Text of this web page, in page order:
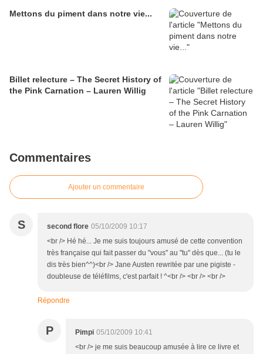
Mettons du piment dans notre vie...
Billet relecture – The Secret History of
the Pink Carnation – Lauren Willig
Commentaires
Ajouter un commentaire
S second flore 05/10/2009 10:17
<br /> Hé hé... Je me suis toujours amusé de cette convention
très française qui fait passer du "vous" au "tu" dès que... (tu le
dis très bien^^)<br /> Jane Austen rewritée par une pigiste -
doubleuse de téléfilms, c'est parfait ! ^<br /> <br /> <br />
Répondre
P Pimpi 05/10/2009 10:41
<br /> je me suis beaucoup amusée à lire ce livre et